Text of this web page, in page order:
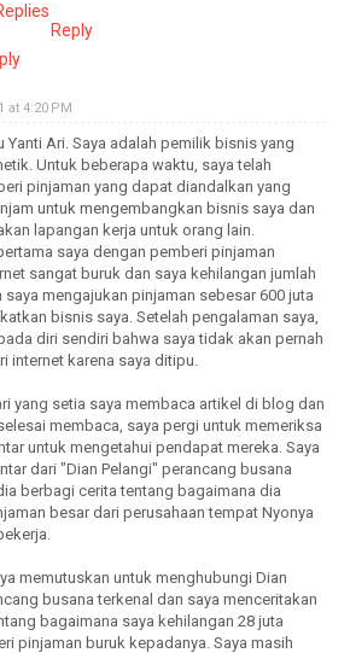
Reply
at 4:20 PM
Yanti Ari. Saya adalah pemilik bisnis yang
Untuk beberapa waktu, saya telah
pinjaman yang dapat diandalkan yang
untuk mengembangkan bisnis saya dan
lapangan kerja untuk orang lain.
saya dengan pemberi pinjaman
sangat buruk dan saya kehilangan jumlah
saya mengajukan pinjaman sebesar 600 juta
bisnis saya. Setelah pengalaman saya,
diri sendiri bahwa saya tidak akan pernah
internet karena saya ditipu.
yang setia saya membaca artikel di blog dan
membaca, saya pergi untuk memeriksa
untuk mengetahui pendapat mereka. Saya
dari "Dian Pelangi" perancang busana
berbagi cerita tentang bagaimana dia
besar dari perusahaan tempat Nyonya
memutuskan untuk menghubungi Dian
busana terkenal dan saya menceritakan
bagaimana saya kehilangan 28 juta
pinjaman buruk kepadanya. Saya masih